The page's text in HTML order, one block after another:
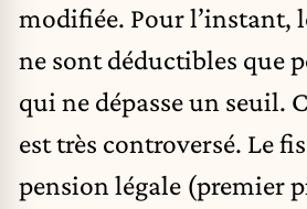
modifiée. Pour l’instant,
ne sont déductibles que
qui ne dépasse un seuil.
est très controversé. Le
pension légale (premier